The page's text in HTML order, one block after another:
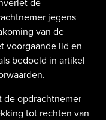
jegens
van de
voorgaande lid en
bedoeld in artikel
de opdrachtnemer
tot rechten van